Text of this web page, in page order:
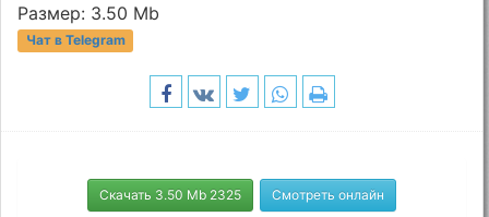
Размер: 3.50 Mb
Чат в Telegram
Скачать 3.50 Mb 2325 Смотреть онлайн